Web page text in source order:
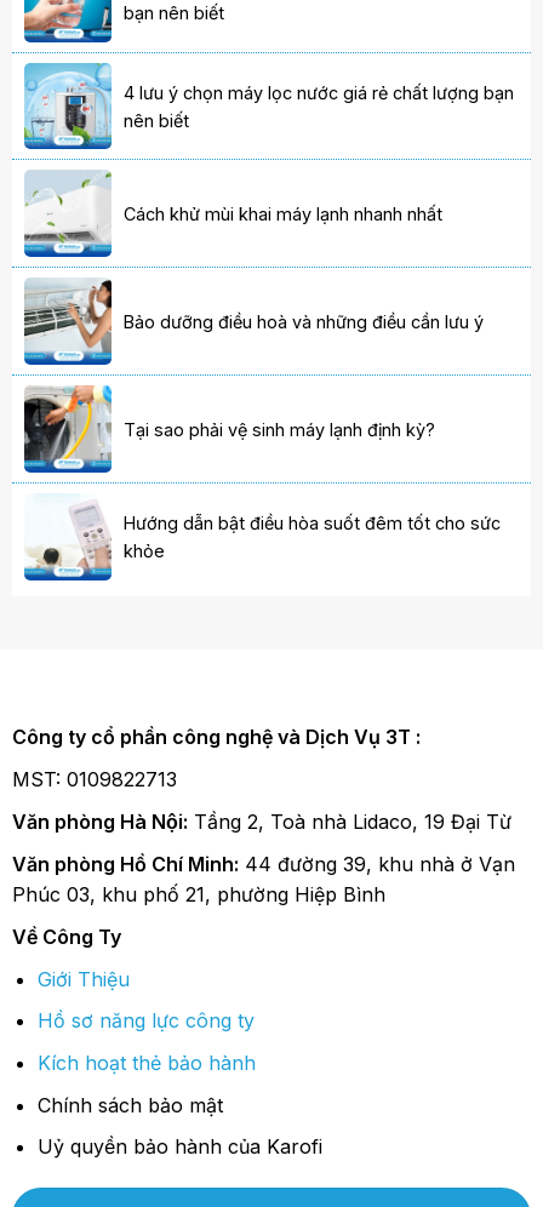
bạn nên biết
4 lưu ý chọn máy lọc nước giá rẻ chất lượng bạn
nên biết
Cách khử mùi khai máy lạnh nhanh nhất
Bảo dưỡng điều hoà và những điều cần lưu ý
Tại sao phải vệ sinh máy lạnh định kỳ?
Hướng dẫn bật điều hòa suốt đêm tốt cho sức
khỏe
Công ty cổ phần công nghệ và Dịch Vụ 3T :
MST: 0109822713
Văn phòng Hà Nội: Tầng 2, Toà nhà Lidaco, 19 Đại Từ
Văn phòng Hồ Chí Minh: 44 đường 39, khu nhà ở Vạn
Phúc 03, khu phố 21, phường Hiệp Bình
Về Công Ty
Giới Thiệu
Hồ sơ năng lực công ty
Kích hoạt thẻ bảo hành
Chính sách bảo mật
Uỷ quyền bảo hành của Karofi